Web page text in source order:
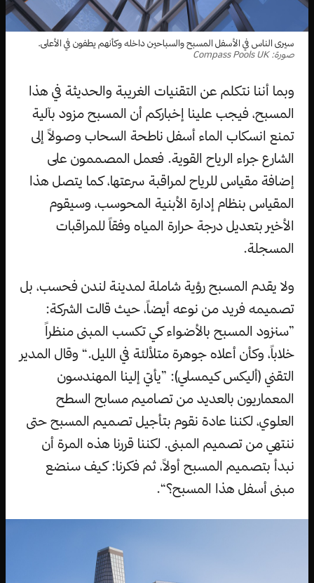
سيرى الناس في الأسفل المسبح والسباحين داخله وكأنهم يطفون في الأعلى.
صورة: Compass Pools UK
وبما أننا نتكلم عن التقنيات الغريبة والحديثة في هذا
المسبح، فيجب علينا إخباركم أن المسبح مزود بآلية
تمنع انسكاب الماء أسفل ناطحة السحاب وصولاً إلى
الشارع جراء الرياح القوية. فعمل المصممون على
إضافة مقياس للرياح لمراقبة سرعتها، كما يتصل هذا
المقياس بنظام إدارة الأبنية المحوسب، وسيقوم
الأخير بتعديل درجة حرارة المياه وفقاً للمراقبات
المسجلة.
ولا يقدم المسبح رؤية شاملة لمدينة لندن فحسب، بل
تصميمه فريد من نوعه أيضاً، حيث قالت الشركة:
”سنزود المسبح بالأضواء كي تكسب المبنى منظراً
خلاباً، وكأن أعلاه جوهرة متلألئة في الليل.“ وقال المدير
التقني (أليكس كيمسلي): ”يأتي إلينا المهندسون
المعماريون بالعديد من تصاميم مسابح السطح
العلوي، لكننا عادة نقوم بتأجيل تصميم المسبح حتى
ننتهي من تصميم المبنى. لكننا قررنا هذه المرة أن
نبدأ بتصميم المسبح أولاً، ثم فكرنا: كيف سنضع
مبنى أسفل هذا المسبح؟“.